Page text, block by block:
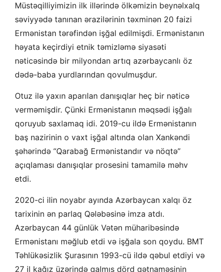
Müstəqilliyimizin ilk illərində ölkəmizin beynəlxalq
səviyyədə tanınan ərazilərinin təxminən 20 faizi
Ermənistan tərəfindən işğal edilmişdi. Ermənistanın
həyata keçirdiyi etnik təmizləmə siyasəti
nəticəsində bir milyondan artıq azərbaycanlı öz
dədə-baba yurdlarından qovulmuşdur.
Otuz ilə yaxın aparılan danışıqlar heç bir nəticə
verməmişdir. Çünki Ermənistanın məqsədi işğalı
qoruyub saxlamaq idi. 2019-cu ildə Ermənistanın
baş nazirinin o vaxt işğal altında olan Xankəndi
şəhərində “Qarabağ Ermənistandır və nöqtə”
açıqlaması danışıqlar prosesini tamamilə məhv
etdi.
2020-ci ilin noyabr ayında Azərbaycan xalqı öz
tarixinin ən parlaq Qələbəsinə imza atdı.
Azərbaycan 44 günlük Vətən müharibəsində
Ermənistanı məğlub etdi və işğala son qoydu. BMT
Təhlükəsizlik Şurasının 1993-cü ildə qəbul etdiyi və
27 il kağız üzərində qalmış dörd qətnaməsinin